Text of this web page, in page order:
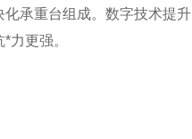
承重台组成。数字技术提
力更强。